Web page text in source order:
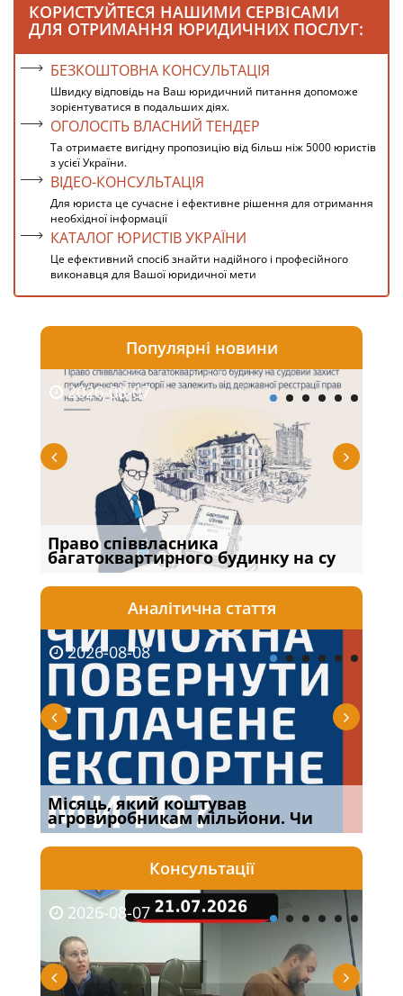
КОРИСТУЙТЕСЯ НАШИМИ СЕРВІСАМИ
ДЛЯ ОТРИМАННЯ ЮРИДИЧНИХ ПОСЛУГ:
БЕЗКОШТОВНА КОНСУЛЬТАЦІЯ
Швидку відповідь на Ваш юридичний питання допоможе
зорієнтуватися в подальших діях.
ОГОЛОСІТЬ ВЛАСНИЙ ТЕНДЕР
Та отримаєте вигідну пропозицію від більш ніж 5000 юристів
з усієї України.
ВІДЕО-КОНСУЛЬТАЦІЯ
Для юриста це сучасне і ефективне рішення для отримання
необхідної інформації
КАТАЛОГ ЮРИСТІВ УКРАЇНИ
Це ефективний спосіб знайти надійного і професійного
виконавця для Вашої юридичної мети
Популярні новини
2026-08-07
Право співвласника
багатоквартирного будинку на су
Аналітична стаття
2026-08-08
Місяць, який коштував
агровиробникам мільйони. Чи
Консультації
2026-08-07